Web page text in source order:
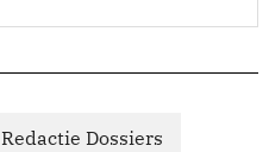
Redactie Dossiers